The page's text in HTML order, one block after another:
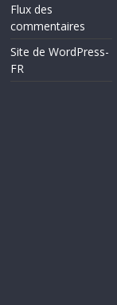
Flux des
commentaires
Site de WordPress-
FR